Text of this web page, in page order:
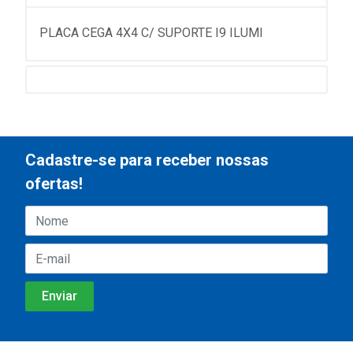
PLACA CEGA 4X4 C/ SUPORTE I9 ILUMI
Cadastre-se para receber nossas
ofertas!